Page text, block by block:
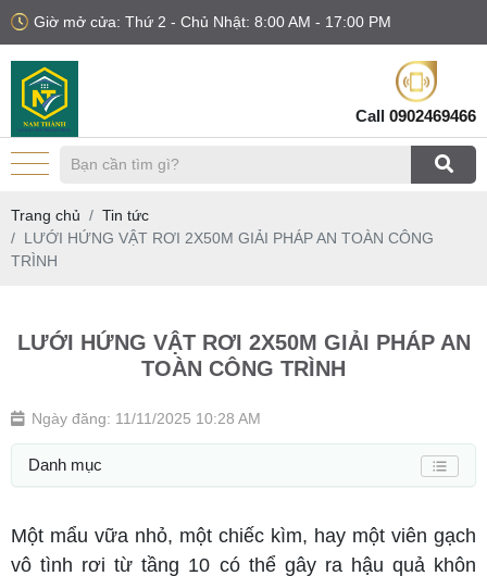
Giờ mở cửa: Thứ 2 - Chủ Nhật: 8:00 AM - 17:00 PM
Call 0902469466
Trang chủ
Tin tức
LƯỚI HỨNG VẬT RƠI 2X50M GIẢI PHÁP AN TOÀN CÔNG
TRÌNH
LƯỚI HỨNG VẬT RƠI 2X50M GIẢI PHÁP AN
TOÀN CÔNG TRÌNH
Ngày đăng: 11/11/2025 10:28 AM
Danh mục
Một mẩu vữa nhỏ, một chiếc kìm, hay một viên gạch
vô tình rơi từ tầng 10 có thể gây ra hậu quả khôn